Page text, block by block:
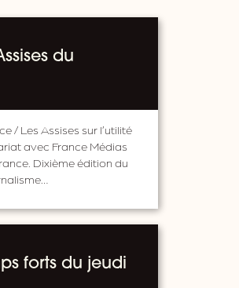
du
/ Les Assises sur l’utilité
avec France Médias
Dixième édition du
forts du jeudi